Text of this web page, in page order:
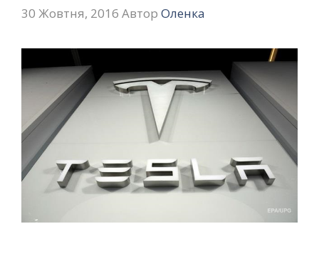
30 Жовтня, 2016 Автор Оленка